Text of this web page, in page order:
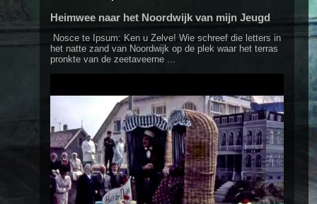
Heimwee naar het Noordwijk van mijn Jeugd
Nosce te Ipsum: Ken u Zelve! Wie schreef die letters in
het natte zand van Noordwijk op de plek waar het terras
pronkte van de zeetaveerne ...